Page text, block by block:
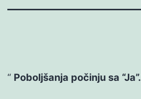
Poboljšanja počinju sa “Ja”.